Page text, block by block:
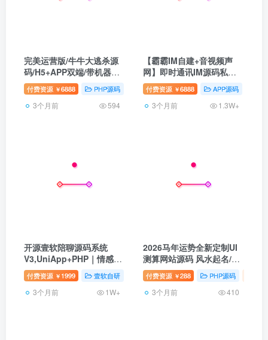
完美运营版/牛牛大逃杀源
码/H5+APP双端/带机器人/
全套UI无加密/支持二开/包
含详细注释
付费资源 ￥6888 PHP源码 壹软互站 壹软自研
3个月前 594
【霸霸IM自建+音视频声
网】即时通讯IM源码私有
化部署原生支持万人并发群
聊IM红包转账平台
付费资源 ￥6888 APP源码
3个月前 1.3W+
开源壹软陪聊源码系统
V3,UniApp+PHP｜情感树
洞+智能匹配+游戏陪聊｜
2026新版可商用源码
付费资源 ￥ 1999 壹软自研
3个月前 1W+
2026马年运势全新定制UI
测算网站源码 风水起名/八
字算命/算财运姻缘/易经周
易/占卜
付费资源 ￥288 PHP源码
3个月前 410